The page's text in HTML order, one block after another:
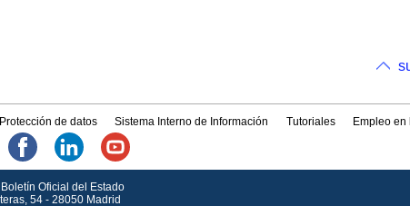
Protección de datos Sistema Interno de Información Tutoriales Empleo en
Oficial del Estado
54 - 28050 Madrid